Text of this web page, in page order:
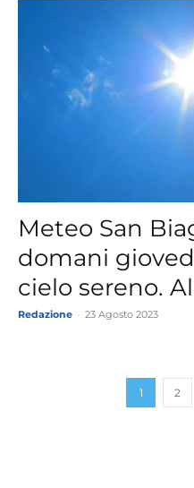
Meteo San
domani
cielo sereno.
Redazione 23 Agosto 2023
1 2